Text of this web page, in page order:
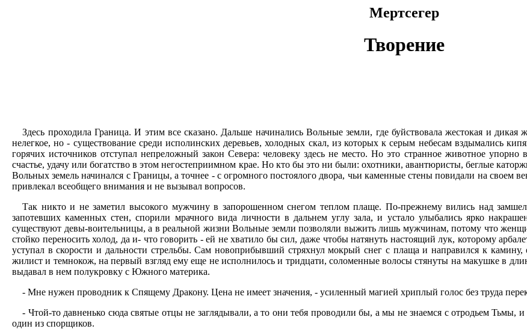
Мертсегер
Творение
Здесь проходила Граница. И этим все сказано. Дальше начинались Вольные земли, где буйствовала жестокая и
нелегкое, но - существование среди исполинских деревьев, холодных скал, из которых к серым небесам вздымались
горячих источников отступал непреложный закон Севера: человеку здесь не место. Но это странное животное
счастье, удачу или богатство в этом негостеприимном крае. Но кто бы это ни были: охотники, авантюристы, беглые
Вольных земель начинался с Границы, а точнее - с огромного постоялого двора, чьи каменные стены повидали на своем
привлекал всеобщего внимания и не вызывал вопросов.
Так никто и не заметил высокого мужчину в запорошенном снегом теплом плаще. По-прежнему вились над
запотевших каменных стен, спорили мрачного вида личности в дальнем углу зала, и устало улыбались ярко
существуют девы-воительницы, а в реальной жизни Вольные земли позволяли выжить лишь мужчинам, потому что
стойко переносить холод, да и- что говорить - ей не хватило бы сил, даже чтобы натянуть настоящий лук, которому
уступал в скорости и дальности стрельбы. Сам новоприбывший стряхнул мокрый снег с плаща и направился к
жилист и темнокож, на первый взгляд ему еще не исполнилось и тридцати, соломенные волосы стянуты на макушке в
выдавал в нем полукровку с Южного материка.
- Мне нужен проводник к Спящему Дракону. Цена не имеет значения, - усиленный магией хриплый голос без труда
- Чтой-то давненько сюда святые отцы не заглядывали, а то они тебя проводили бы, а мы не знаемся с отродьем Тьмы,
один из спорщиков.